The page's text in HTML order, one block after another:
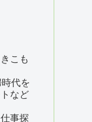
こも
代を
など
事探